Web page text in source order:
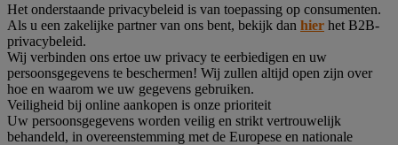
Het onderstaande privacybeleid is van toepassing op consumenten.
Als u een zakelijke partner van ons bent, bekijk dan hier het B2B-
privacybeleid.
Wij verbinden ons ertoe uw privacy te eerbiedigen en uw
persoonsgegevens te beschermen! Wij zullen altijd open zijn over
hoe en waarom we uw gegevens gebruiken.
Veiligheid bij online aankopen is onze prioriteit
Uw persoonsgegevens worden veilig en strikt vertrouwelijk
behandeld, in overeenstemming met de Europese en nationale